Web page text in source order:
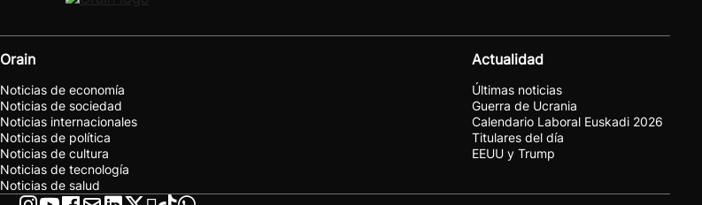
Orain
Noticias de economía
Noticias de sociedad
Noticias internacionales
Noticias de política
Noticias de cultura
Noticias de tecnología
Noticias de salud
Actualidad
Últimas noticias
Guerra de Ucrania
Calendario Laboral Euskadi 2026
Titulares del día
EEUU y Trump